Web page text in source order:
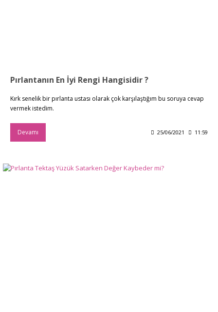
Pırlantanın En İyi Rengi Hangisidir ?
Kırk senelik bir pırlanta ustası olarak çok karşılaştığım bu soruya cevap
vermek istedim.
Devamı 25/06/2021 11:59